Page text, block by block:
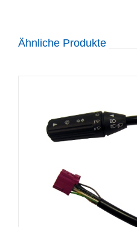
Ähnliche Produkte